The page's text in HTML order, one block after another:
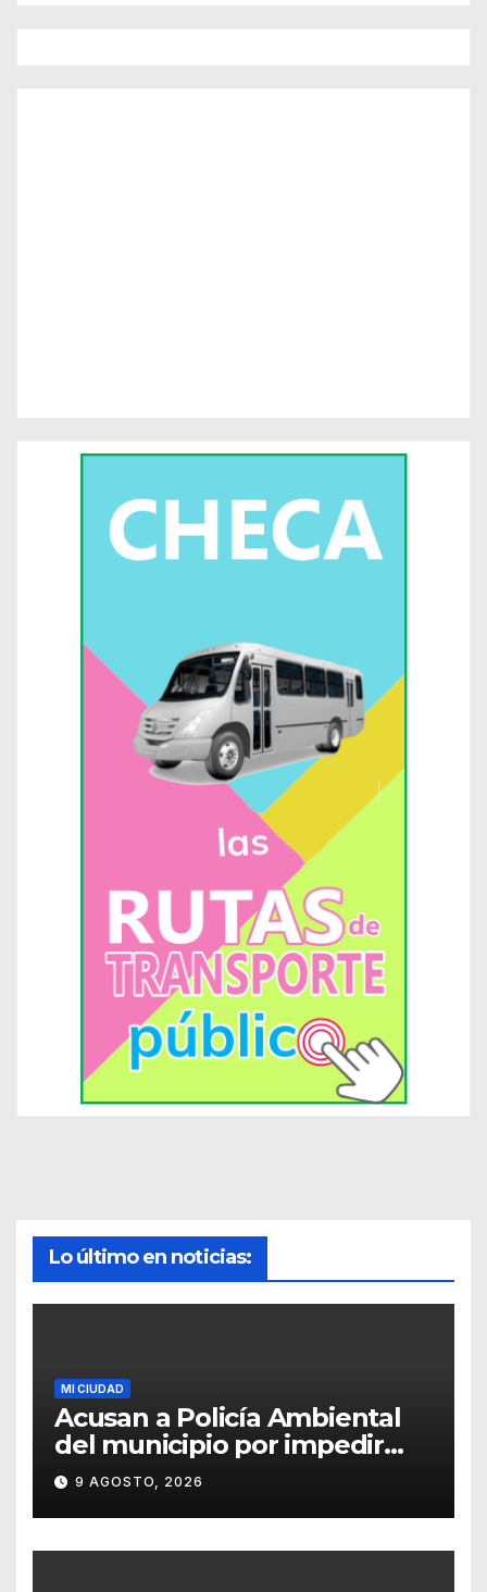
Lo último en noticias:
MI CIUDAD
Acusan a Policía Ambiental
del municipio por impedir
resguardo de cachorros
9 AGOSTO, 2026